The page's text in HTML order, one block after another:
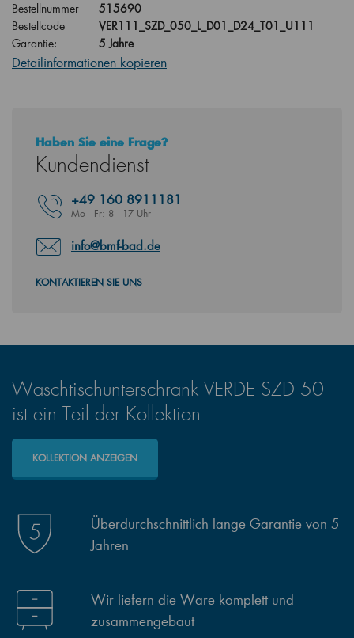
Bestellnummer
515690
Bestellcode
VER111_SZD_050_L_D01_D24_T01_U111
Garantie:
5 Jahre
Detailinformationen kopieren
Haben Sie eine Frage?
Kundendienst
+49 160 8911181
Mo - Fr: 8 - 17 Uhr
info@bmf-bad.de
KONTAKTIEREN SIE UNS
Waschtischunterschrank VERDE SZD 50
ist ein Teil der Kollektion
KOLLEKTION ANZEIGEN
Überdurchschnittlich lange Garantie von 5
Jahren
Wir liefern die Ware komplett und
zusammengebaut